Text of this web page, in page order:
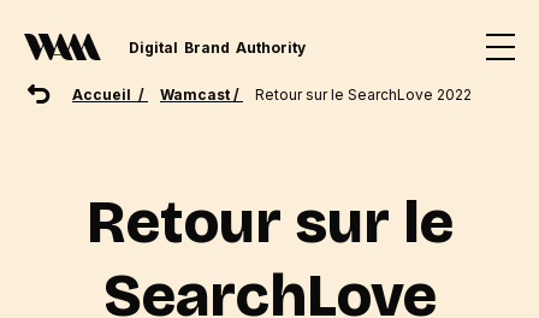
Digital Brand Authority
Accueil / Wamcast / Retour sur le SearchLove 2022
Retour sur le
SearchLove